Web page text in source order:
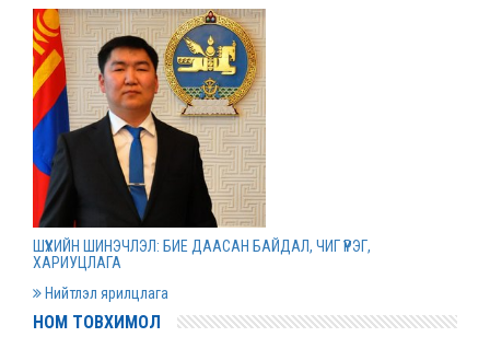
Дээд шүүхийн нийт шүүгчийн хуралдаан болов
Нээлттэй ажлын байрны зар
2022 оны 03 сарын 31
ШҮҮХИЙН ШИНЭЧЛЭЛ: БИЕ ДААСАН БАЙДАЛ, ЧИГ ҮҮРЭГ,
ХАРИУЦЛАГА
Нийтлэл ярилцлага
НОМ ТОВХИМОЛ